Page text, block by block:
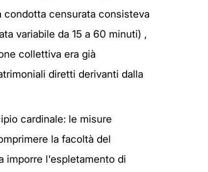
censurata consisteva
variabile da 15 a 60 minuti) ,
collettiva era già
diretti derivanti dalla
cardinale: le misure
la facoltà del
imporre l'espletamento di